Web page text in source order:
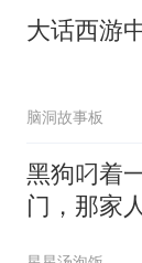
大话西游
脑洞故事板
黑狗叼着
门，那家